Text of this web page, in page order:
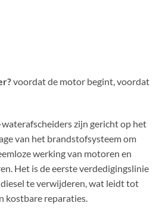
voordat de motor begint, voordat
zijn gericht op het
van het brandstofsysteem om
werking van motoren en
Het is de eerste verdedigingslinie
te verwijderen, wat leidt tot
kostbare reparaties.